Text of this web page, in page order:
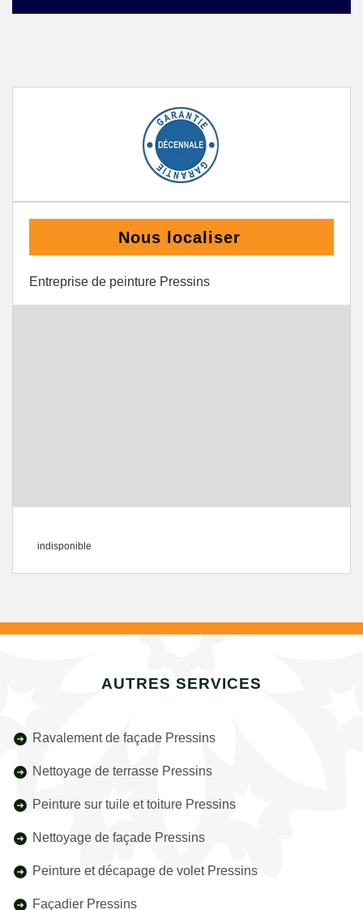
Nous localiser
Entreprise de peinture Pressins
indisponible
AUTRES SERVICES
Ravalement de façade Pressins
Nettoyage de terrasse Pressins
Peinture sur tuile et toiture Pressins
Nettoyage de façade Pressins
Peinture et décapage de volet Pressins
Façadier Pressins